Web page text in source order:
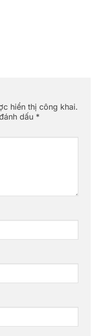
hiển thị công khai.
dấu *